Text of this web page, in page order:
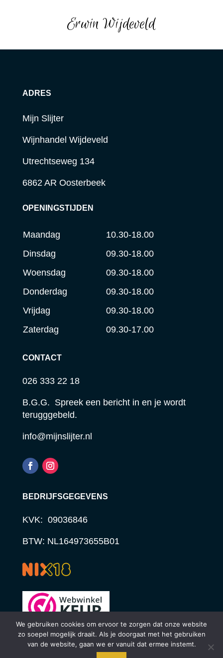
Erwin Wijdeveld
ADRES
Mijn Slijter
Wijnhandel Wijdeveld
Utrechtseweg 134
6862 AR Oosterbeek
OPENINGSTIJDEN
Maandag
10.30-18.00
Dinsdag
09.30-18.00
Woensdag
09.30-18.00
Donderdag
09.30-18.00
Vrijdag
09.30-18.00
Zaterdag
09.30-17.00
CONTACT
026 333 22 18
B.G.G. Spreek een bericht in en je wordt
terugggebeld.
info@mijnslijter.nl
BEDRIJFSGEGEVENS
KVK: 09036846
BTW: NL164973655B01
© STUDIO STERCK | WEBDESIGN 2024
We gebruiken cookies om ervoor te zorgen dat onze website
zo soepel mogelijk draait. Als je doorgaat met het gebruiken
van de website, gaan we er vanuit dat ermee instemt.